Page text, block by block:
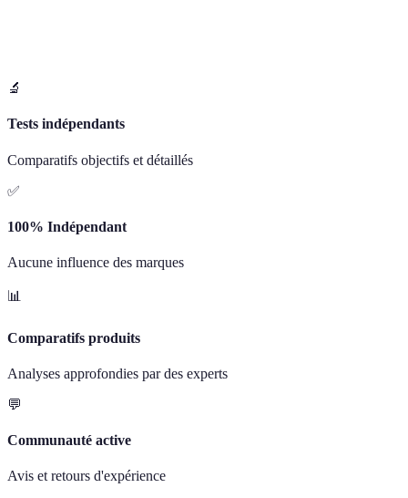
🔬
Tests indépendants
Comparatifs objectifs et détaillés
✅
100% Indépendant
Aucune influence des marques
📊
Comparatifs produits
Analyses approfondies par des experts
💬
Communauté active
Avis et retours d'expérience